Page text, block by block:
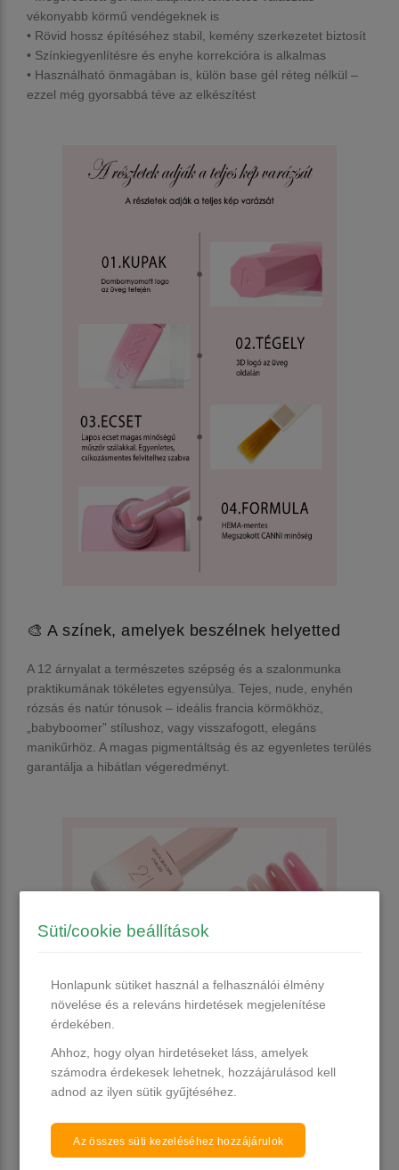
vékonyabb körmű vendégeknek is
• Rövid hossz építéséhez stabil, kemény szerkezetet biztosít
• Színkiegyenlítésre és enyhe korrekcióra is alkalmas
• Használható önmagában is , külön base gél réteg nélkül –
ezzel még gyorsabbá téve az elkészítést
🎨 A színek, amelyek beszélnek helyetted
A 12 árnyalat a természetes szépség és a szalonmunka
praktikumának tökéletes egyensúlya. Tejes, nude, enyhén
rózsás és natúr tónusok – ideális francia körmökhöz,
„babyboomer” stílushoz, vagy visszafogott, elegáns
manikűrhöz. A magas pigmentáltság és az egyenletes terülés
garantálja a hibátlan végeredményt.
🔒 Erő és tartósság, amit a vendégeid is
éreznek
Keményre köt– így hosszan tartó viseletet biztosít
Süti/cookie beállítások
Honlapunk sütiket használ a felhasználói élmény
növelése és a releváns hirdetések megjelenítése
érdekében.
Ahhoz, hogy olyan hirdetéseket láss, amelyek
számodra érdekesek lehetnek, hozzájárulásod kell
adnod az ilyen sütik gyűjtéséhez.
Az összes süti kezeléséhez hozzájárulok